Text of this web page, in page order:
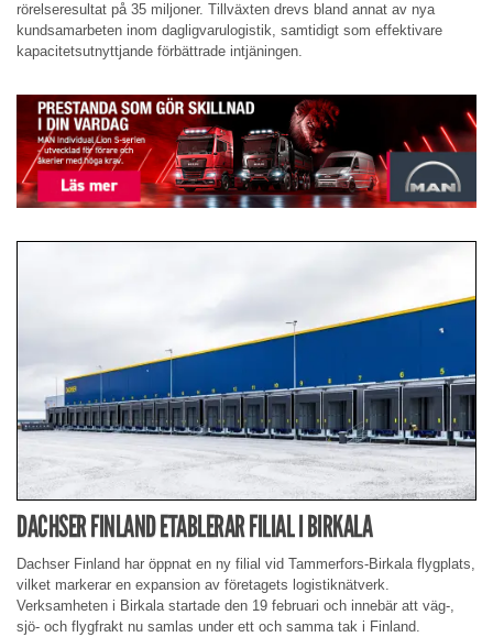
rörelseresultat på 35 miljoner. Tillväxten drevs bland annat av nya
kundsamarbeten inom dagligvarulogistik, samtidigt som effektivare
kapacitetsutnyttjande förbättrade intjäningen.
DACHSER FINLAND ETABLERAR FILIAL I BIRKALA
Dachser Finland har öppnat en ny filial vid Tammerfors-Birkala flygplats,
vilket markerar en expansion av företagets logistiknätverk.
Verksamheten i Birkala startade den 19 februari och innebär att väg-,
sjö- och flygfrakt nu samlas under ett och samma tak i Finland.